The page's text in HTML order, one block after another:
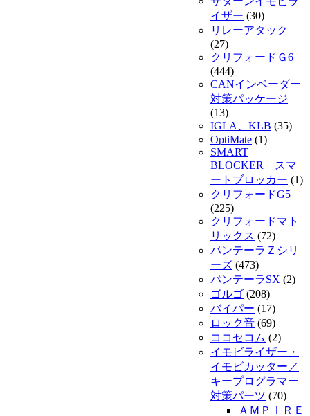
イザー (30)
リレーアタック
(27)
クリフォードＧ6
(444)
CANインベーダー
対策パッケージ
(13)
IGLA、KLB (35)
OptiMate (1)
SMART
BLOCKER スマ
ートブロッカー (1)
クリフォードG5
(225)
クリフォードマト
リックス (72)
パンテーラＺシリ
ーズ (473)
パンテーラSX (2)
ゴルゴ (208)
バイパー (17)
ロック音 (69)
ココセコム (2)
イモビライザー・
イモビカッター／
キープログラマー
対策パーツ (70)
ＡＭＰＩＲＥ